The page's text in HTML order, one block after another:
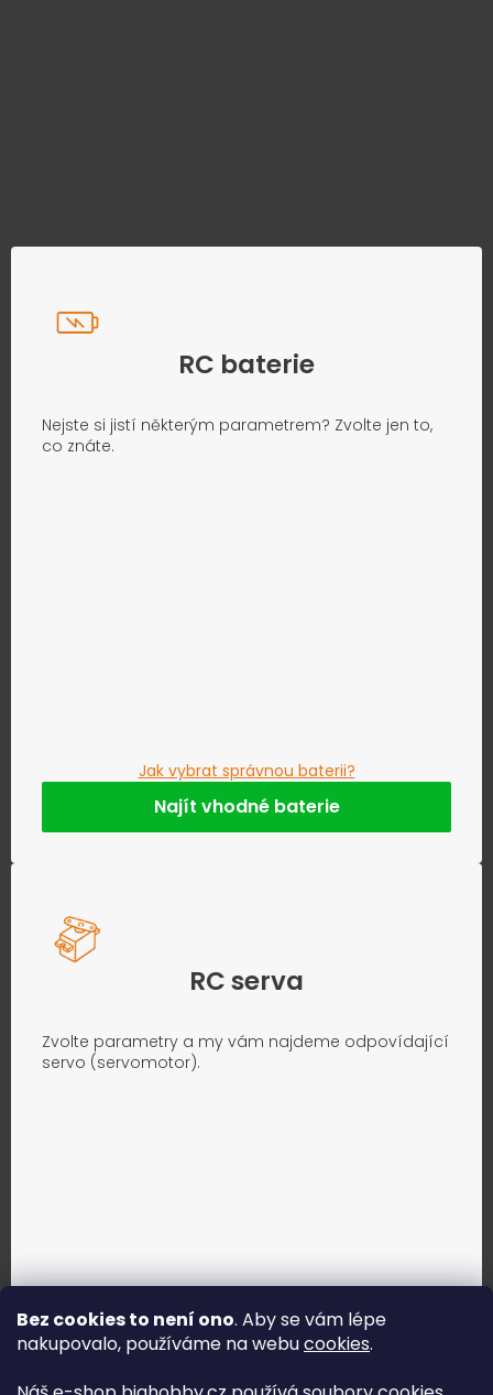
Bez cookies to není ono. Aby se vám lépe
nakupovalo, používáme na webucookies.
RC baterie
Nejste si jistí některým parametrem? Zvolte jen to,
co znáte.
Jak vybrat správnou baterii?
Najít vhodné baterie
RC serva
Zvolte parametry a my vám najdeme odpovídající
servo (servomotor).
Jak vybrat správné servo?